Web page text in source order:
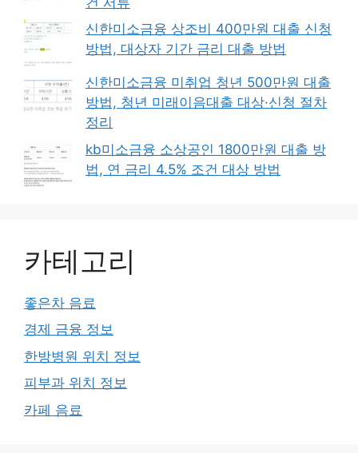
신한미소금융 상조비 400만원 대출 신청
방법, 대상자 기간 금리 대출 방법
신한미소금융 미취업 청년 500만원 대출
방법, 청년 미래이음대출 대상·신청 절차
정리
kb미소금융 소상공인 1800만원 대출 방
법, 연 금리 4.5% 조건 대상 방법
카테고리
좋은차 음료
경제 금융 정보
한방병원 위치 정보
피부과 위치 정보
카페 음료